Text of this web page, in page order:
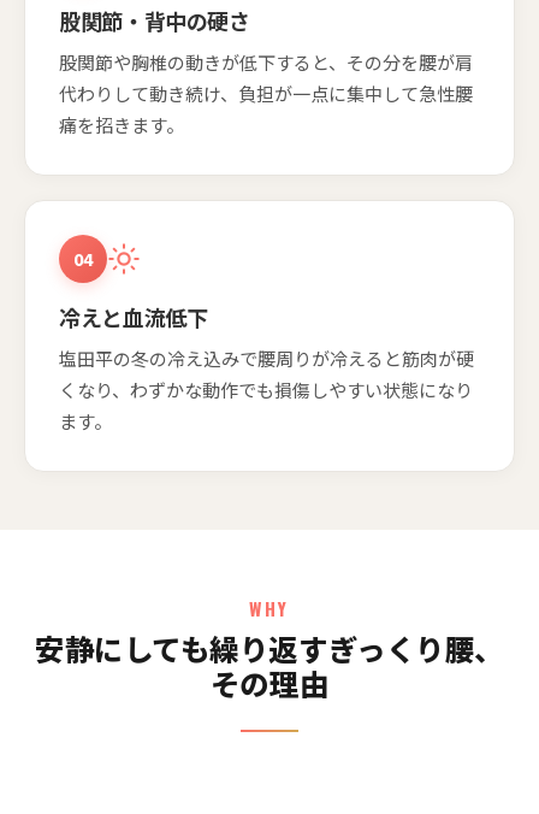
股関節・背中の硬さ
股関節や胸椎の動きが低下すると、その分を腰が肩
代わりして動き続け、負担が一点に集中して急性腰
痛を招きます。
04
冷えと血流低下
塩田平の冬の冷え込みで腰周りが冷えると筋肉が硬
くなり、わずかな動作でも損傷しやすい状態になり
ます。
WHY
安静にしても繰り返すぎっくり腰、
その理由